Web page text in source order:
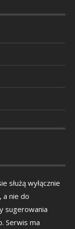
służą wyłącznie
a nie do
sugerowania
Serwis ma